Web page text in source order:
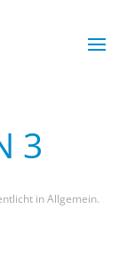
3
in Allgemein.